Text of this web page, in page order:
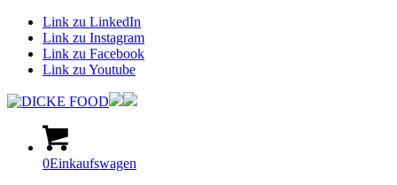
Link zu LinkedIn
Link zu Instagram
Link zu Facebook
Link zu Youtube
0Einkaufswagen